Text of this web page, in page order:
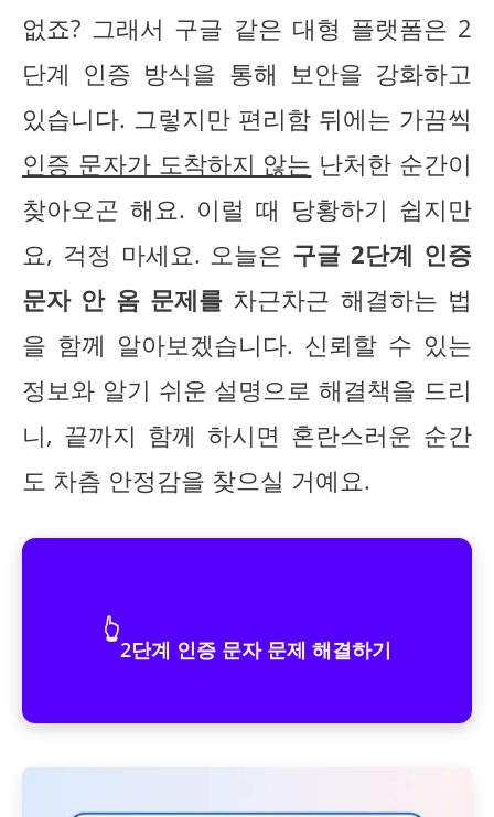
없죠? 그래서 구글 같은 대형 플랫폼은 2
단계 인증 방식을 통해 보안을 강화하고
있습니다. 그렇지만 편리함 뒤에는 가끔씩
인증 문자가 도착하지 않는 난처한 순간이
찾아오곤 해요. 이럴 때 당황하기 쉽지만
요, 걱정 마세요. 오늘은 구글 2단계 인증
문자 안 옴 문제를 차근차근 해결하는 법
을 함께 알아보겠습니다. 신뢰할 수 있는
정보와 알기 쉬운 설명으로 해결책을 드리
니, 끝까지 함께 하시면 혼란스러운 순간
도 차츰 안정감을 찾으실 거예요.
👆
2단계 인증 문자 문제 해결하기